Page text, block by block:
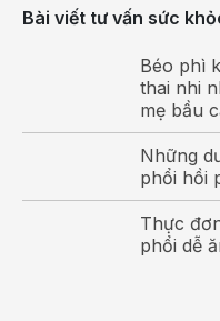
Trong trường hợp trẻ
thiếu liều vắc - xin
phòng bệnh một
không tạo ra đủ
các tác nhân gây hại.
Lịch tiêm chủng
Bài viết tư vấn sức
Béo phì
thai nhi
mẹ bầu
Những
phổi hồi
Thực
phổi dễ